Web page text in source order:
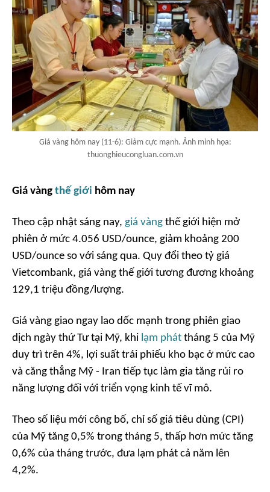
Giá vàng hôm nay (11-6): Giảm cực mạnh. Ảnh minh họa:
thuonghieucongluan.com.vn
Giá vàng thế giới hôm nay
Theo cập nhật sáng nay, giá vàng thế giới hiện mở
phiên ở mức 4.056 USD/ounce, giảm khoảng 200
USD/ounce so với sáng qua. Quy đổi theo tỷ giá
Vietcombank, giá vàng thế giới tương đương khoảng
129,1 triệu đồng/lượng.
Giá vàng giao ngay lao dốc mạnh trong phiên giao
dịch ngày thứ Tư tại Mỹ, khi lạm phát tháng 5 của Mỹ
duy trì trên 4%, lợi suất trái phiếu kho bạc ở mức cao
và căng thẳng Mỹ - Iran tiếp tục làm gia tăng rủi ro
năng lượng đối với triển vọng kinh tế vĩ mô.
Theo số liệu mới công bố, chỉ số giá tiêu dùng (CPI)
của Mỹ tăng 0,5% trong tháng 5, thấp hơn mức tăng
0,6% của tháng trước, đưa lạm phát cả năm lên
4,2%.